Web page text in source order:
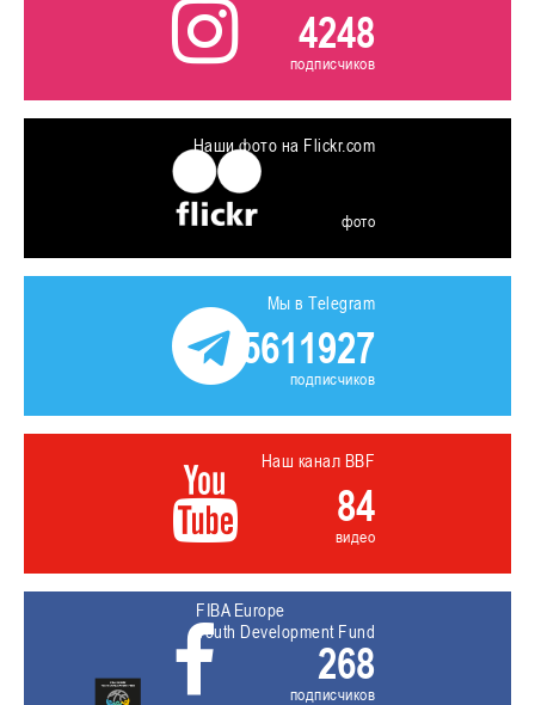
4248
подписчиков
Наши фото на Flickr.com
фото
Мы в Telegram
5611927
подписчиков
Наш канал BBF
84
видео
FIBA Europe
Youth Development Fund
268
подписчиков